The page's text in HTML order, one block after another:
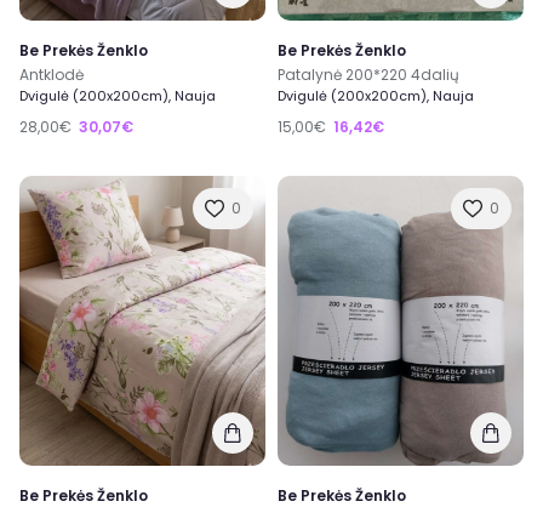
Be Prekės Ženklo
Antklodė
Dvigulė (200x200cm), Nauja
28,00€ 30,07€
Be Prekės Ženklo
Patalynė 200*220 4dalių
Dvigulė (200x200cm), Nauja
15,00€ 16,42€
0
Be Prekės Ženklo
0
Be Prekės Ženklo